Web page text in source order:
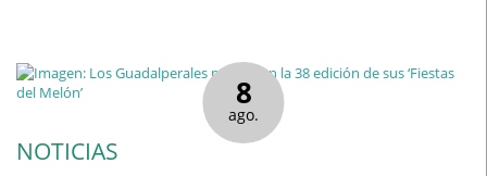
8
ago.
NOTICIAS